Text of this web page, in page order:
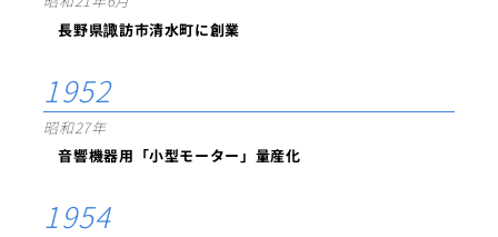
長野県諏訪市清水町に創業
1952
昭和27年
音響機器用「小型モーター」量産化
1954